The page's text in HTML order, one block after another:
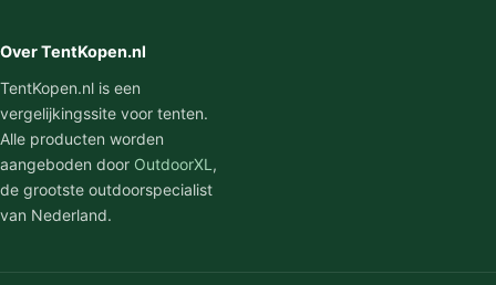
Over TentKopen.nl
TentKopen.nl is een
vergelijkingssite voor tenten.
Alle producten worden
aangeboden door OutdoorXL ,
de grootste outdoorspecialist
van Nederland.